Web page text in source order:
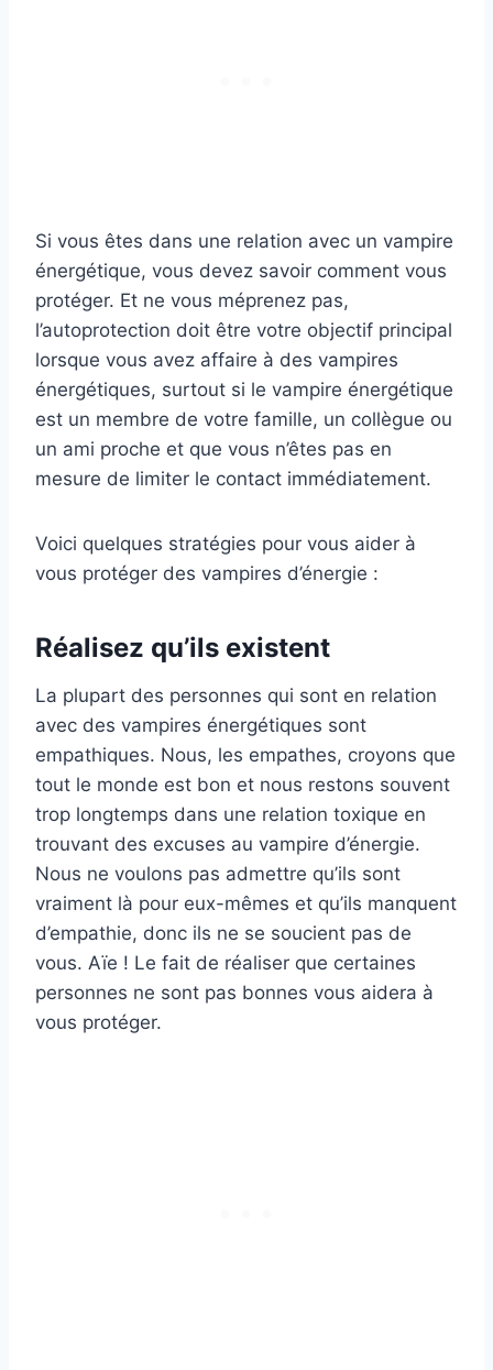
Si vous êtes dans une relation avec un vampire
énergétique, vous devez savoir comment vous
protéger. Et ne vous méprenez pas,
l’autoprotection doit être votre objectif principal
lorsque vous avez affaire à des vampires
énergétiques, surtout si le vampire énergétique
est un membre de votre famille, un collègue ou
un ami proche et que vous n’êtes pas en
mesure de limiter le contact immédiatement.
Voici quelques stratégies pour vous aider à
vous protéger des vampires d’énergie :
Réalisez qu’ils existent
La plupart des personnes qui sont en relation
avec des vampires énergétiques sont
empathiques. Nous, les empathes, croyons que
tout le monde est bon et nous restons souvent
trop longtemps dans une relation toxique en
trouvant des excuses au vampire d’énergie.
Nous ne voulons pas admettre qu’ils sont
vraiment là pour eux-mêmes et qu’ils manquent
d’empathie, donc ils ne se soucient pas de
vous. Aïe ! Le fait de réaliser que certaines
personnes ne sont pas bonnes vous aidera à
vous protéger.